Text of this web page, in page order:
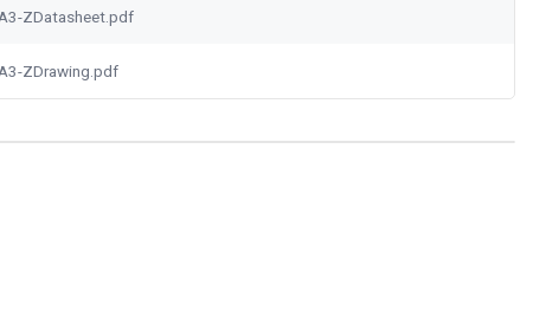
ZDatasheet.pdf
ZDrawing.pdf